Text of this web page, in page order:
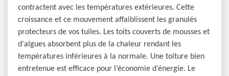
contractent avec les températures extérieures. Cette
croissance et ce mouvement affaiblissent les granulés
protecteurs de vos tuiles. Les toits couverts de mousses et
d'algues absorbent plus de la chaleur rendant les
températures inférieures à la normale. Une toiture bien
entretenue est efficace pour l’économie d’énergie. Le